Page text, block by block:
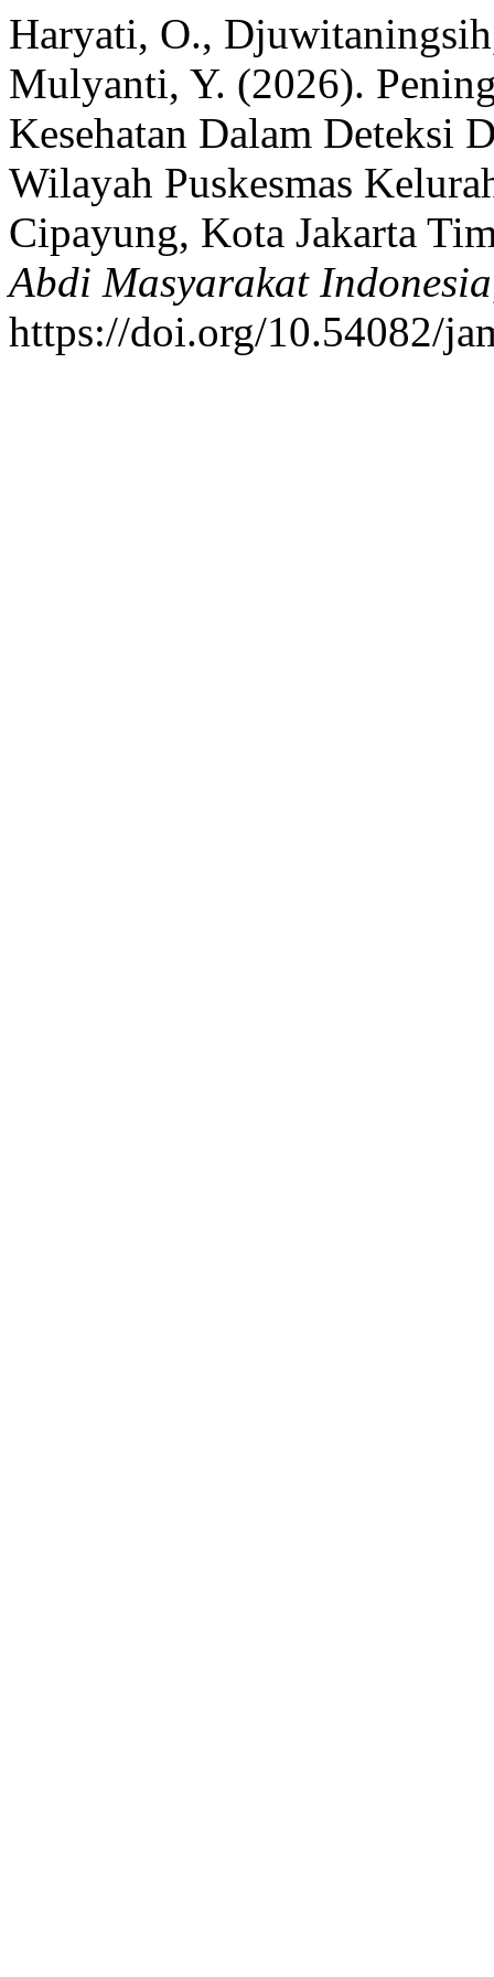
Haryati, O.,
Mulyanti, Y. (2026).
Kesehatan Dalam Deteksi
Wilayah Puskesmas
Cipayung, Kota Jakarta
Abdi Masyarakat Indonesia
https://doi.org/10.54082/